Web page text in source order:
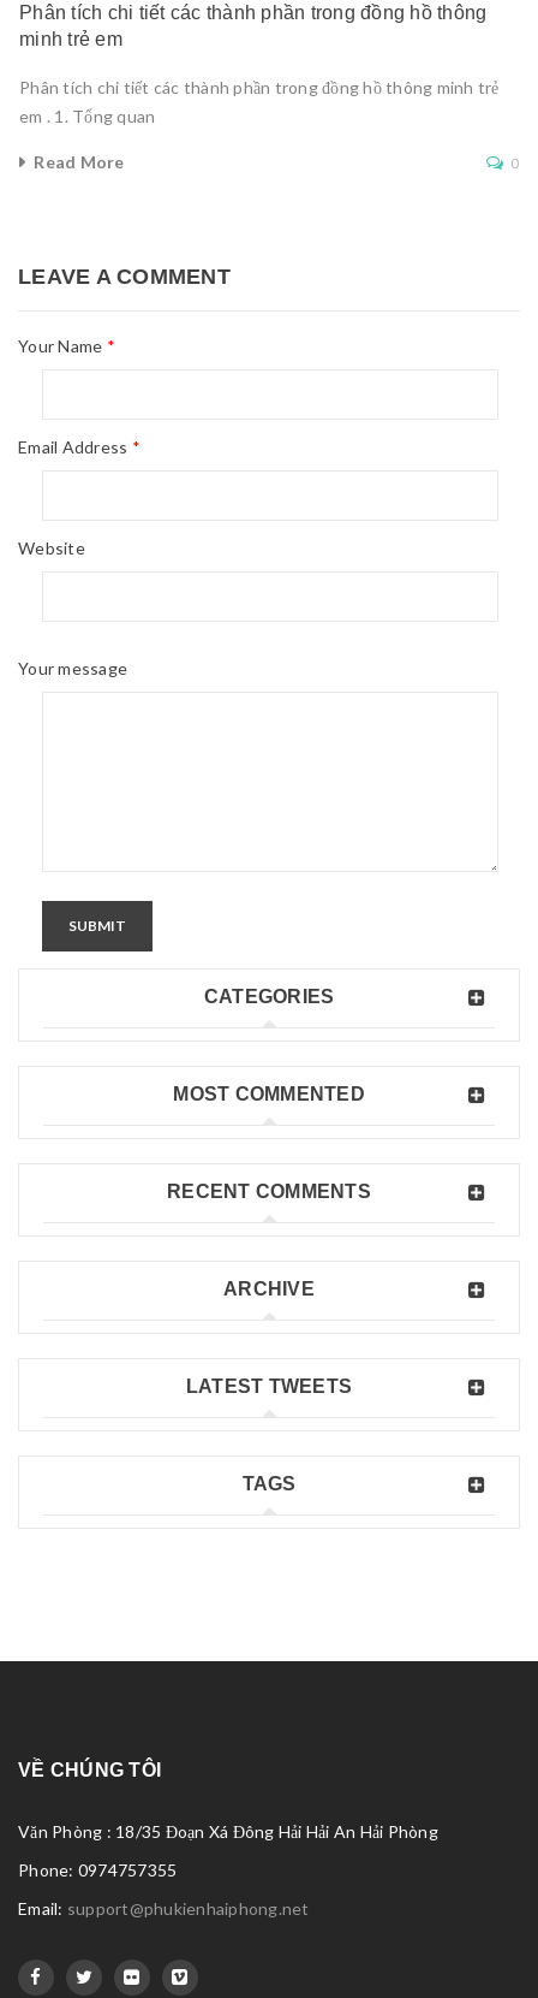
Phân tích chi tiết các thành phần trong đồng hồ thông
minh trẻ em
Phân tích chi tiết các thành phần trong đồng hồ thông minh trẻ
em . 1. Tổng quan
Read More 0
LEAVE A COMMENT
Your Name *
Email Address *
Website
Your message
SUBMIT
CATEGORIES
MOST COMMENTED
RECENT COMMENTS
ARCHIVE
LATEST TWEETS
TAGS
VỀ CHÚNG TÔI
Văn Phòng : 18/35 Đoạn Xá Đông Hải Hải An Hải Phòng
Phone: 0974757355
Email: support@phukienhaiphong.net